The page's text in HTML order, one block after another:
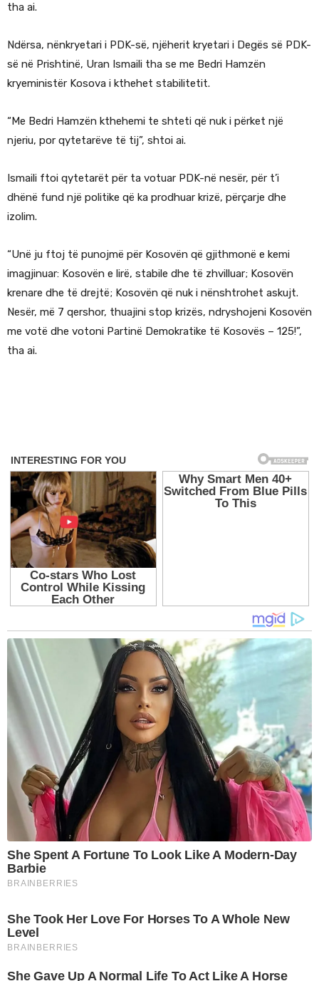
tha ai.
Ndërsa, nënkryetari i PDK-së, njëherit kryetari i Degës së PDK-
së në Prishtinë, Uran Ismaili tha se me Bedri Hamzën
kryeministër Kosova i kthehet stabilitetit.
“Me Bedri Hamzën kthehemi te shteti që nuk i përket një
njeriu, por qytetarëve të tij”, shtoi ai.
Ismaili ftoi qytetarët për ta votuar PDK-në nesër, për t’i
dhënë fund një politike që ka prodhuar krizë, përçarje dhe
izolim.
“Unë ju ftoj të punojmë për Kosovën që gjithmonë e kemi
imagjinuar: Kosovën e lirë, stabile dhe të zhvilluar; Kosovën
krenare dhe të drejtë; Kosovën që nuk i nënshtrohet askujt.
Nesër, më 7 qershor, thuajini stop krizës, ndryshojeni Kosovën
me votë dhe votoni Partinë Demokratike të Kosovës – 125!”,
tha ai.